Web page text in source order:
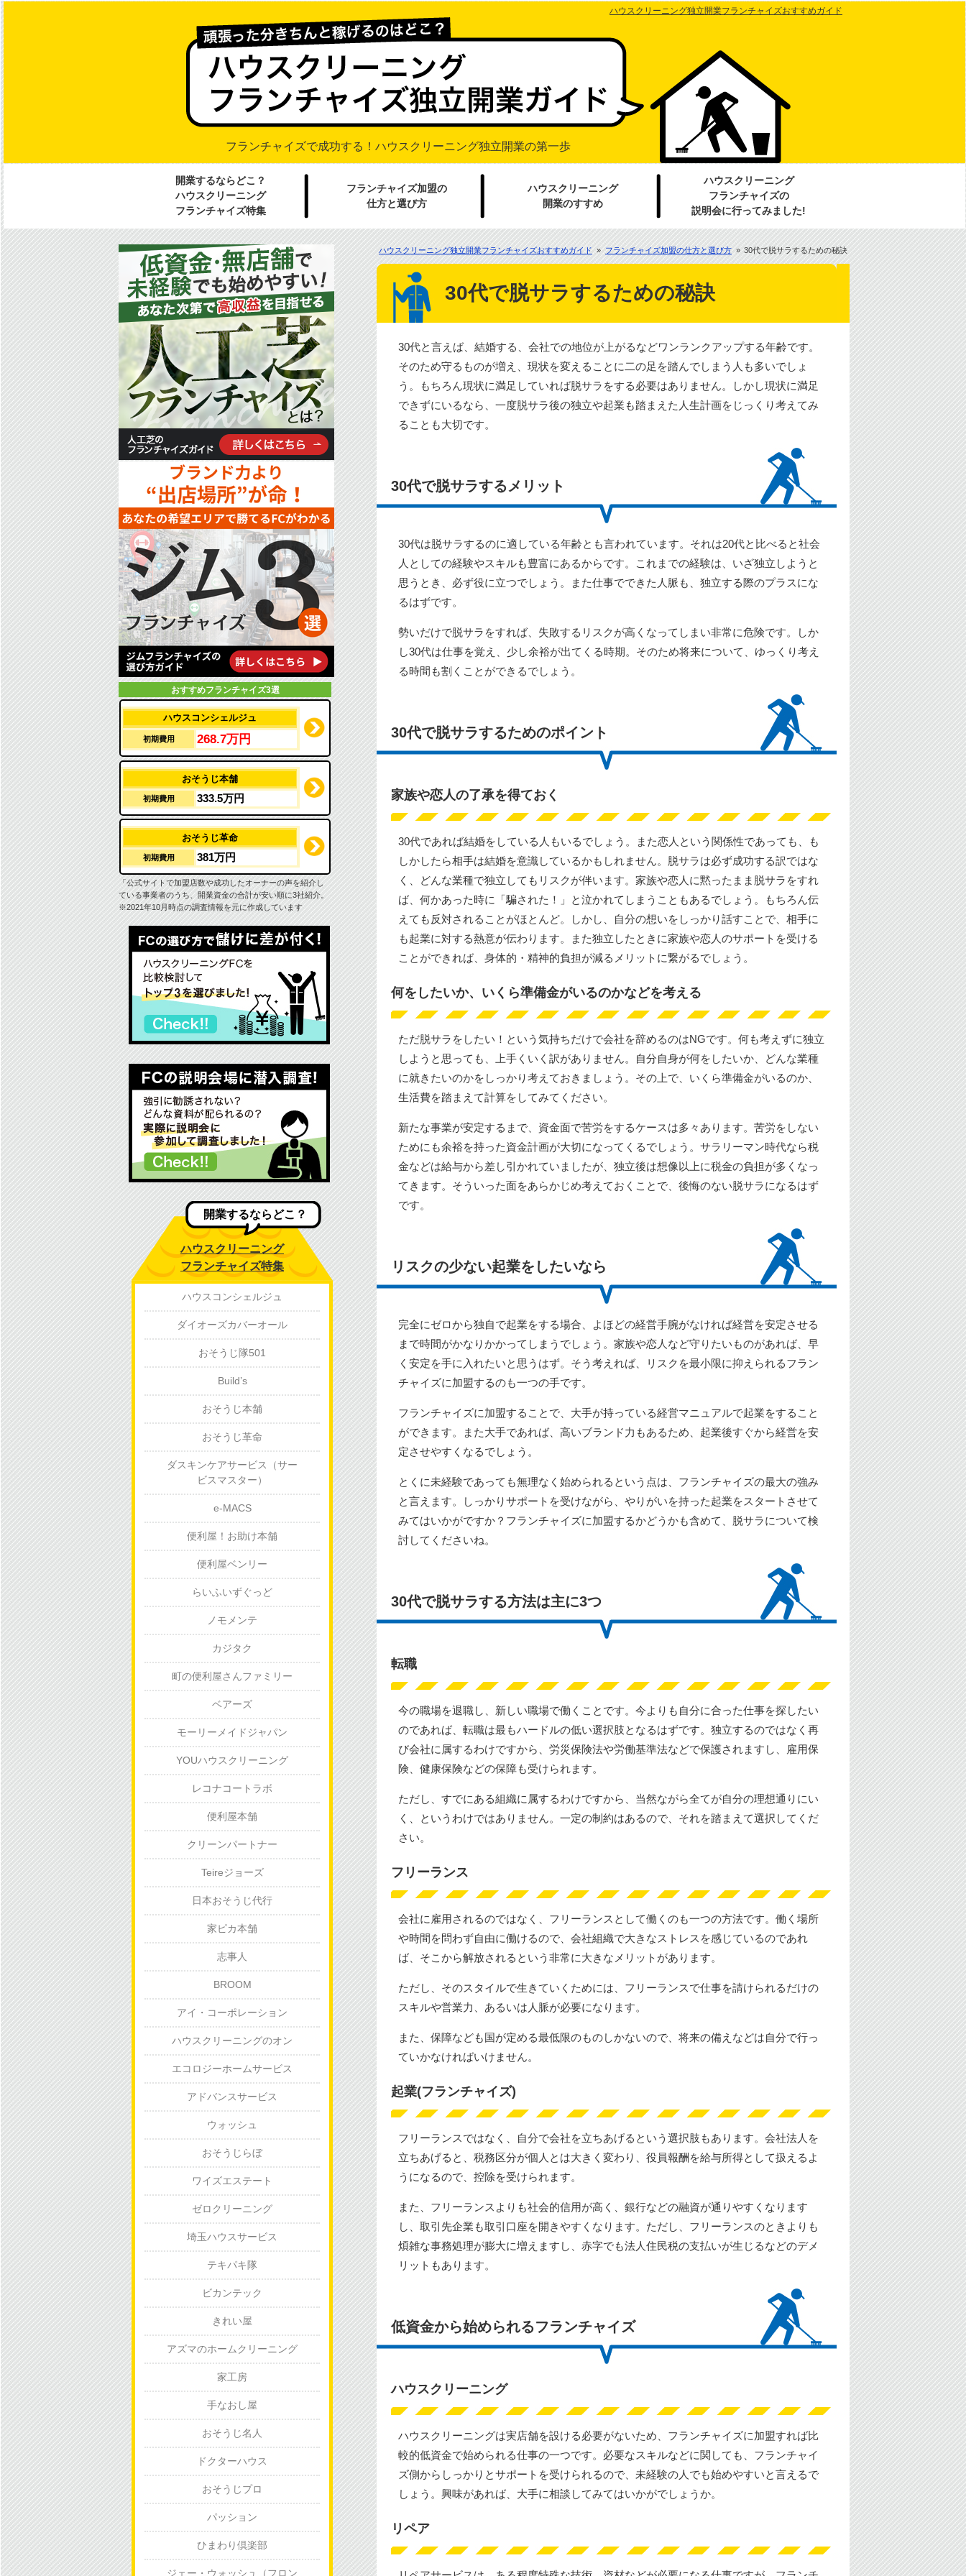
ハウスクリーニング独立開業フランチャイズおすすめガイド
フランチャイズで成功する！ ハウスクリーニング独立開業の第一歩
開業するならどこ？
ハウスクリーニング
フランチャイズ特集
フランチャイズ加盟の
仕方と選び方
ハウスクリーニング
開業のすすめ
ハウスクリーニング
フランチャイズの
説明会に行ってみました!
ハウスクリーニング独立開業フランチャイズおすすめガイド » フランチャイズ加盟の仕方と選び方 » 30代で脱サラするための秘訣
30代で脱サラするための秘訣
30代と言えば、結婚する、会社での地位が上がるなどワンランクアップする年齢です。
そのため守るものが増え、現状を変えることに二の足を踏んでしまう人も多いでしょ
う。もちろん現状に満足していれば脱サラをする必要はありません。しかし現状に満足
できずにいるなら、一度脱サラ後の独立や起業も踏まえた人生計画をじっくり考えてみ
ることも大切です。
30代で脱サラするメリット
30代は脱サラするのに適している年齢とも言われています。それは20代と比べると社会
人としての経験やスキルも豊富にあるからです。これまでの経験は、いざ独立しようと
思うとき、必ず役に立つでしょう。また仕事でできた人脈も、独立する際のプラスにな
るはずです。
勢いだけで脱サラをすれば、失敗するリスクが高くなってしまい非常に危険です。しか
し30代は仕事を覚え、少し余裕が出てくる時期。そのため将来について、ゆっくり考え
る時間も割くことができるでしょう。
30代で脱サラするためのポイント
家族や恋人の了承を得ておく
30代であれば結婚をしている人もいるでしょう。また恋人という関係性であっても、も
しかしたら相手は結婚を意識しているかもしれません。脱サラは必ず成功する訳ではな
く、どんな業種で独立してもリスクが伴います。家族や恋人に黙ったまま脱サラをすれ
ば、何かあった時に「騙された！」と泣かれてしまうこともあるでしょう。もちろん伝
えても反対されることがほとんど。しかし、自分の想いをしっかり話すことで、相手に
も起業に対する熱意が伝わります。また独立したときに家族や恋人のサポートを受ける
ことができれば、身体的・精神的負担が減るメリットに繋がるでしょう。
何をしたいか、いくら準備金がいるのかなどを考える
ただ脱サラをしたい！という気持ちだけで会社を辞めるのはNGです。何も考えずに独立
しようと思っても、上手くいく訳がありません。自分自身が何をしたいか、どんな業種
に就きたいのかをしっかり考えておきましょう。その上で、いくら準備金がいるのか、
生活費を踏まえて計算をしてみてください。
新たな事業が安定するまで、資金面で苦労をするケースは多々あります。苦労をしない
ためにも余裕を持った資金計画が大切になってくるでしょう。サラリーマン時代なら税
金などは給与から差し引かれていましたが、独立後は想像以上に税金の負担が多くなっ
てきます。そういった面をあらかじめ考えておくことで、後悔のない脱サラになるはず
です。
リスクの少ない起業をしたいなら
完全にゼロから独自で起業をする場合、よほどの経営手腕がなければ経営を安定させる
まで時間がかなりかかってしまうでしょう。家族や恋人など守りたいものがあれば、早
く安定を手に入れたいと思うはず。そう考えれば、リスクを最小限に抑えられるフラン
チャイズに加盟するのも一つの手です。
フランチャイズに加盟することで、大手が持っている経営マニュアルで起業をすること
ができます。また大手であれば、高いブランド力もあるため、起業後すぐから経営を安
定させやすくなるでしょう。
とくに未経験であっても無理なく始められるという点は、フランチャイズの最大の強み
と言えます。しっかりサポートを受けながら、やりがいを持った起業をスタートさせて
みてはいかがですか？フランチャイズに加盟するかどうかも含めて、脱サラについて検
討してくださいね。
30代で脱サラする方法は主に3つ
転職
今の職場を退職し、新しい職場で働くことです。今よりも自分に合った仕事を探したい
のであれば、転職は最もハードルの低い選択肢となるはずです。独立するのではなく再
び会社に属するわけですから、労災保険法や労働基準法などで保護されますし、雇用保
険、健康保険などの保障も受けられます。
ただし、すでにある組織に属するわけですから、当然ながら全てが自分の理想通りにい
く、というわけではありません。一定の制約はあるので、それを踏まえて選択してくだ
さい。
フリーランス
会社に雇用されるのではなく、フリーランスとして働くのも一つの方法です。働く場所
や時間を問わず自由に働けるので、会社組織で大きなストレスを感じているのであれ
ば、そこから解放されるという非常に大きなメリットがあります。
ただし、そのスタイルで生きていくためには、フリーランスで仕事を請けられるだけの
スキルや営業力、あるいは人脈が必要になります。
また、保障なども国が定める最低限のものしかないので、将来の備えなどは自分で行っ
ていかなければいけません。
起業(フランチャイズ)
フリーランスではなく、自分で会社を立ちあげるという選択肢もあります。会社法人を
立ちあげると、税務区分が個人とは大きく変わり、役員報酬を給与所得として扱えるよ
うになるので、控除を受けられます。
また、フリーランスよりも社会的信用が高く、銀行などの融資が通りやすくなります
し、取引先企業も取引口座を開きやすくなります。ただし、フリーランスのときよりも
煩雑な事務処理が膨大に増えますし、赤字でも法人住民税の支払いが生じるなどのデメ
リットもあります。
低資金から始められるフランチャイズ
ハウスクリーニング
ハウスクリーニングは実店舗を設ける必要がないため、フランチャイズに加盟すれば比
較的低資金で始められる仕事の一つです。必要なスキルなどに関しても、フランチャイ
ズ側からしっかりとサポートを受けられるので、未経験の人でも始めやすいと言えるで
しょう。興味があれば、大手に相談してみてはいかがでしょうか。
リペア
おすすめフランチャイズ3選
ハウスコンシェルジュ
初期費用 268.7万円
おそうじ本舗
初期費用 333.5万円
おそうじ革命
初期費用 381万円
「公式サイトで加盟店数や成功したオーナーの声を紹介し
ている事業者のうち、開業資金の合計が安い順に3社紹介。
※2021年10月時点の調査情報を元に作成しています
開業するならどこ？
ハウスクリーニング
フランチャイズ特集
ハウスコンシェルジュ
ダイオーズカバーオール
おそうじ隊501
Build’s
おそうじ本舗
おそうじ革命
ダスキンケアサービス（サー
ビスマスター）
e-MACS
便利屋！お助け本舗
便利屋ベンリー
らいふいずぐっど
ノモメンテ
カジタク
町の便利屋さんファミリー
ベアーズ
モーリーメイドジャパン
YOUハウスクリーニング
レコナコートラボ
便利屋本舗
クリーンパートナー
Teireジョーズ
日本おそうじ代行
家ピカ本舗
志事人
BROOM
アイ・コーポレーション
ハウスクリーニングのオン
エコロジーホームサービス
アドバンスサービス
ウォッシュ
おそうじらぼ
ワイズエステート
ゼロクリーニング
埼玉ハウスサービス
テキパキ隊
ビカンテック
きれい屋
アズマのホームクリーニング
家工房
手なおし屋
おそうじ名人
ドクターハウス
おそうじプロ
パッション
ひまわり倶楽部
ジェー・ウォッシュ（フロン